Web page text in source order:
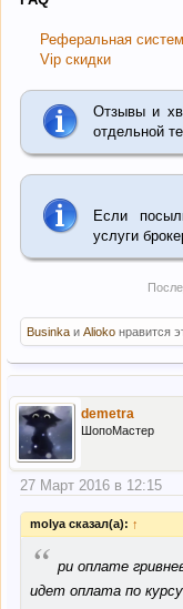
Реферальная
Vip скидки
Отзывы и
отдельной
Если
услуги
Businka и Alioko нравится
demetra
ШопоМастер
27 Март 2016 в 12:15
molya сказал(а): ↑
“ ри оплате
идет оплата по